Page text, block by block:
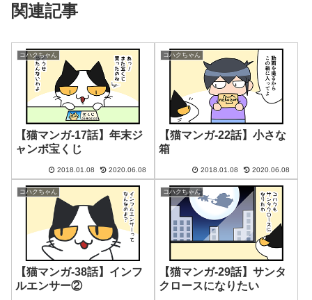
関連記事
コハクちゃん
【猫マンガ-17話】年末ジ
ャンボ宝くじ
2018.01.08 2020.06.08
コハクちゃん
【猫マンガ-22話】小さな
箱
2018.01.08 2020.06.08
コハクちゃん
【猫マンガ-38話】インフ
ルエンサー②
コハクちゃん
【猫マンガ-29話】サンタ
クロースになりたい